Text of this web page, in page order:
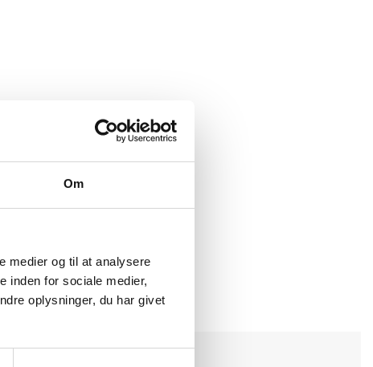
Om
medier og til at analysere
inden for sociale medier,
oplysninger, du har givet